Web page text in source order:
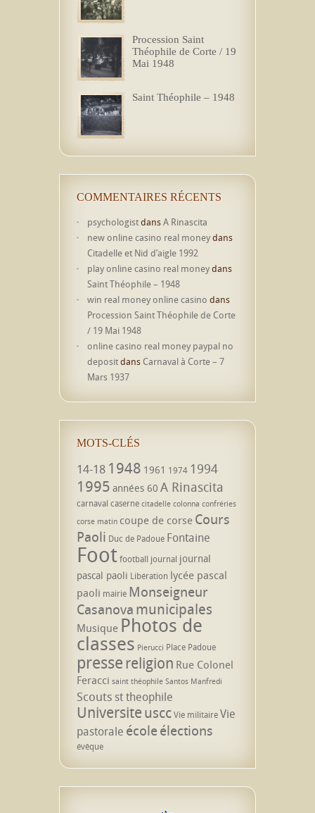
Procession Saint
Théophile de Corte / 19
Mai 1948
Saint Théophile – 1948
COMMENTAIRES RÉCENTS
psychologistdansA Rinascita
new online casino real moneydans
Citadelle et Nid d’aigle 1992
play online casino real moneydans
Saint Théophile – 1948
win real money online casino dans
Procession Saint Théophile de Corte
/ 19 Mai 1948
online casino real money paypal no
depositdans Carnaval à Corte – 7
Mars 1937
MOTS-CLÉS
14-18 1948 1961 1974 1994
1995 années 60 A Rinascita
carnaval caserne citadelle colonna confréries
corse matin coupe de corse Cours
Paoli Duc de Padoue Fontaine
Footfootball journal journal
pascal paoli Libération lycée pascal
paoli mairie Monseigneur
Casanova municipales
Musique Photos de
classes Pierucci Place Padoue
pressereligion Rue Colonel
Feracci saint théophile Santos Manfredi
Scoutsst theophile
UniversiteusccVie militaireVie
pastorale écoleélections
évêque